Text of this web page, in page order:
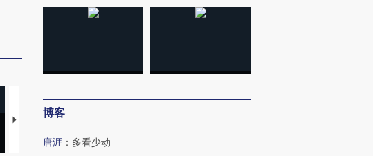
马航飞行员跨国走私7万
博客
唐涯 ： 多看少动